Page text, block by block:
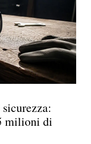
milioni di